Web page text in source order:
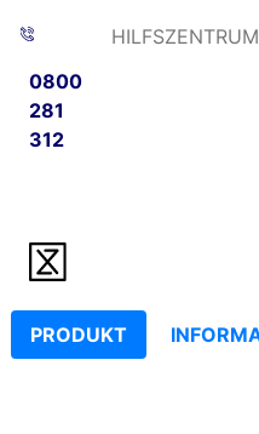
0800
281
312
HILFSZENTRUM
PRODUKT